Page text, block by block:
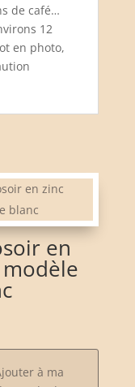
de café…
12
en photo,
en
à ma